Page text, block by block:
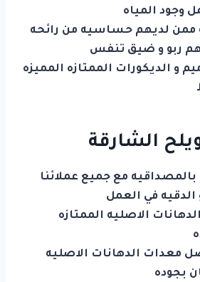
وجود المياه
ممن لديهم حساسيه من رائحه
ربو و ضيق تنفس
و الديكورات الممتازه المميزه
الشارقة
بالمصداقيه مع جميع عملائنا
الدقيه في العمل
الاصليه الممتازه
معدات الدهانات الاصليه
بجوده